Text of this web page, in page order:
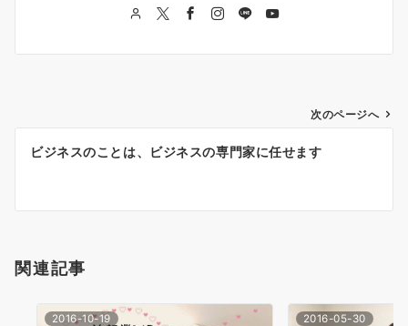
稿
ビ
ー
次のページへ
ビジネスのことは、ビジネスの専門家に任せます
関連記事
2016-10-19 2016-05-30